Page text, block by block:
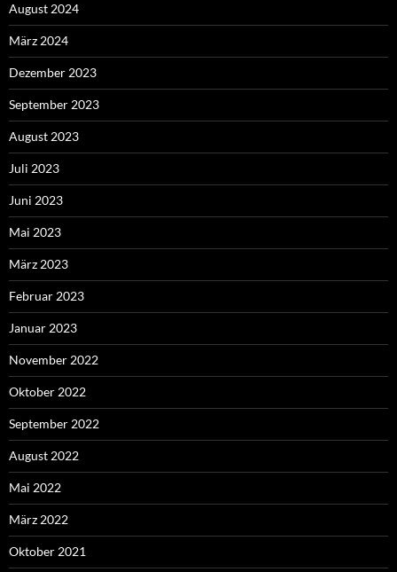
August 2024
März 2024
Dezember 2023
September 2023
August 2023
Juli 2023
Juni 2023
Mai 2023
März 2023
Februar 2023
Januar 2023
November 2022
Oktober 2022
September 2022
August 2022
Mai 2022
März 2022
Oktober 2021